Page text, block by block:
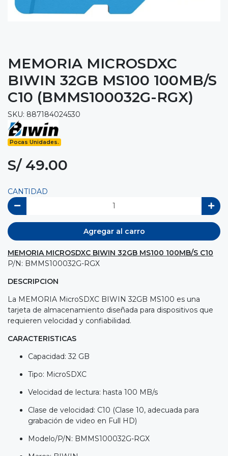
MEMORIA MICROSDXC
BIWIN 32GB MS100 100MB/S
C10 (BMMS100032G-RGX)
SKU: 887184024530
Pocas Unidades.
S/ 49.00
CANTIDAD
Agregar al carro
MEMORIA MICROSDXC BIWIN 32GB MS100 100MB/S C10
P/N: BMMS100032G-RGX
DESCRIPCION
La MEMORIA MicroSDXC BIWIN 32GB MS100 es una
tarjeta de almacenamiento diseñada para dispositivos que
requieren velocidad y confiabilidad.
CARACTERISTICAS
Capacidad: 32 GB
Tipo: MicroSDXC
Velocidad de lectura: hasta 100 MB/s
Clase de velocidad: C10 (Clase 10, adecuada para
grabación de video en Full HD)
Modelo/P/N: BMMS100032G-RGX